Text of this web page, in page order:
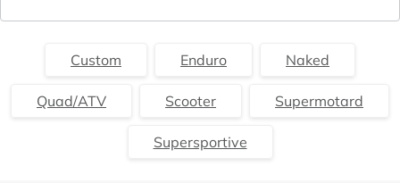
Custom Enduro Naked
Quad/ATV Scooter Supermotard
Supersportive